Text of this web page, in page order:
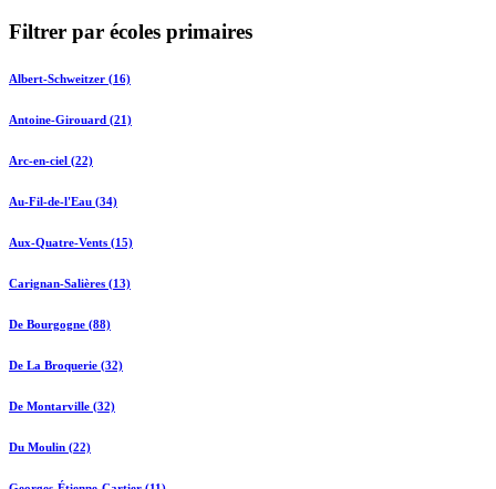
Filtrer par écoles primaires
Albert-Schweitzer (16)
Antoine-Girouard (21)
Arc-en-ciel (22)
Au-Fil-de-l'Eau (34)
Aux-Quatre-Vents (15)
Carignan-Salières (13)
De Bourgogne (88)
De La Broquerie (32)
De Montarville (32)
Du Moulin (22)